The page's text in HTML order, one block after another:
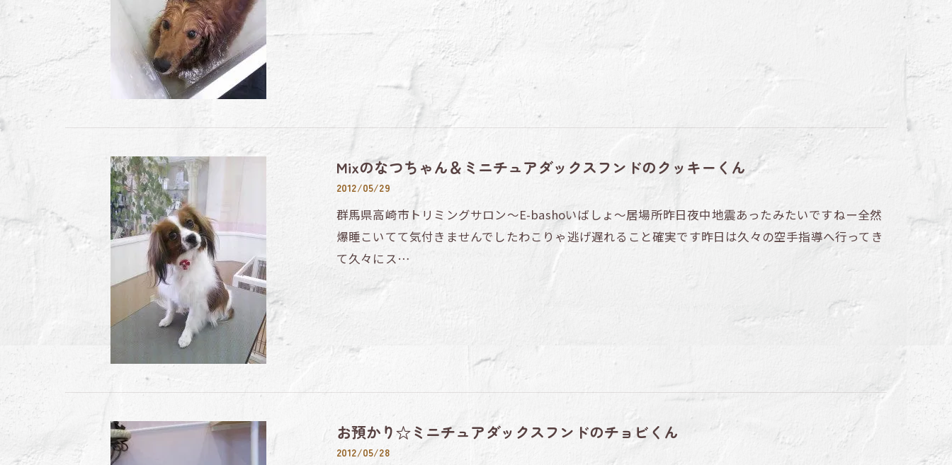
Mixのなつちゃん＆ミニチュアダックスフンドのクッキーくん
2012/05/29
群馬県高崎市トリミングサロン～E-bashoいばしょ～居場所昨日夜中地震あったみたいですねー全然
爆睡こいてて気付きませんでしたわこりゃ逃げ遅れること確実です昨日は久々の空手指導へ行ってき
て久々にス…
お預かり☆ミニチュアダックスフンドのチョビくん
2012/05/28